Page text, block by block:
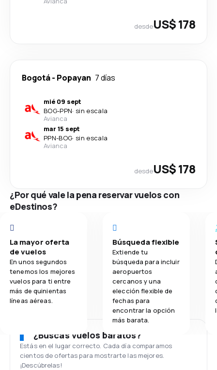
desdeUS$ 178
Bogotá- Popayan 7 días
mié 09 sept
BOG-PPN· sin escala
Avianca
mar 15 sept
PPN-BOG· sin escala
Avianca
desdeUS$ 178
¿Por qué vale la pena reservar vuelos con
eDestinos?
La mayor oferta
de vuelos
En unos segundos
tenemos los mejores
vuelos para ti entre
más de quinientas
líneas aéreas.
Búsqueda flexible
Extiende tu
búsqueda para incluir
aeropuertos
cercanos y una
elección flexible de
fechas para
encontrar la opción
más barata.
¿Buscas vuelos baratos?
Estás en el lugar correcto. Cada día comparamos
cientos de ofertas para mostrarte las mejores.
¡Descúbrelas!